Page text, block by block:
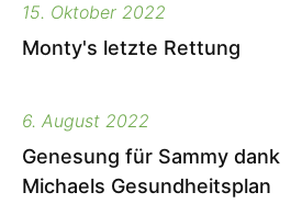
15. Oktober 2022
Monty's letzte Rettung
6. August 2022
Genesung für Sammy dank
Michaels Gesundheitsplan